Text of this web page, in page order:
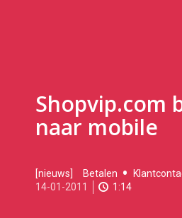
Shopvip.com
naar mobile
2011-
01-
[nieuws] Betalen
14-01-2011
1:14